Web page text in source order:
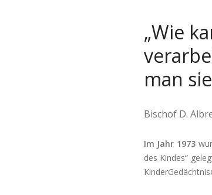
„Wie
man
Bischof D.
Im Jahr 1973
des Kindes“